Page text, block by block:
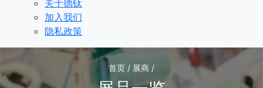
关于德钛
加入我们
隐私政策
首页 / 展商 /